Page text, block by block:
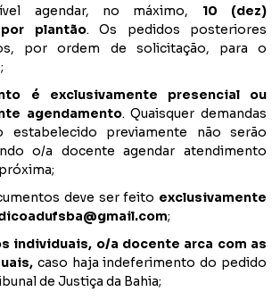
agendar, no máximo, 10 (dez)
plantão. Os pedidos posteriores
por ordem de solicitação, para o
é exclusivamente presencial ou
agendamento. Quaisquer demandas
previamente não serão
o/a docente agendar atendimento
deve ser feito exclusivamente
;
individuais, o/a docente arca com as
caso haja indeferimento do pedido
de Justiça da Bahia;